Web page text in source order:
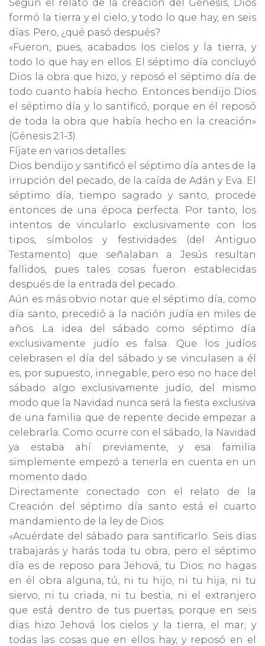
Según el relato de la creación del Génesis, Dios
formó la tierra y el cielo, y todo lo que hay, en seis
días. Pero, ¿qué pasó después?
«Fueron, pues, acabados los cielos y la tierra, y
todo lo que hay en ellos. El séptimo día concluyó
Dios la obra que hizo, y reposó el séptimo día de
todo cuanto había hecho. Entonces bendijo Dios
el séptimo día y lo santificó, porque en él reposó
de toda la obra que había hecho en la creación»
(Génesis 2:1-3).
Fíjate en varios detalles:
Dios bendijo y santificó el séptimo día antes de la
irrupción del pecado, de la caída de Adán y Eva. El
séptimo día, tiempo sagra­do y santo, procede
entonces de una época perfecta. Por tanto, los
intentos de vincularlo exclusivamente con los
tipos, símbolos y festividades (del Antiguo
Testamento) que señalaban a Jesús resultan
fallidos, pues tales cosas fueron establecidas
después de la entrada del pecado.
Aún es más obvio notar que el séptimo día, como
día santo, precedió a la nación judía en miles de
años. La idea del sábado como séptimo día
exclusivamente judío es falsa. Que los judíos
celebrasen el día del sábado y se vinculasen a él
es, por supuesto, innegable, pero eso no hace del
sábado algo exclusivamente judío, del mismo
modo que la Navidad nunca será la fiesta exclusiva
de una familia que de repente decide empezar a
celebrarla. Como ocurre con el sábado, la Navidad
ya estaba ahí previamente, y esa familia
simplemente empezó a tenerla en cuenta en un
momento dado.
Directamente conectado con el relato de la
Creación del séptimo día santo está el cuarto
mandamiento de la ley de Dios:
«Acuérdate del sábado para santificarlo. Seis días
trabajarás y harás toda tu obra, pero el séptimo
día es de reposo para Jehová, tu Dios; no hagas
en él obra alguna, tú, ni tu hijo, ni tu hija, ni tu
siervo, ni tu criada, ni tu bestia, ni el extranjero
que está dentro de tus puertas, porque en seis
días hizo Jehová los cielos y la tierra, el mar, y
todas las cosas que en ellos hay, y reposó en el